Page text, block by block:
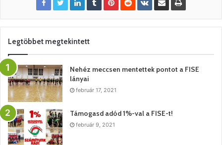
Legtöbbet megtekintett
Nehéz meccsen mentettek pontot a FISE
lányai
február 17, 2021
Támogasd adód 1%-val a FISE-t!
február 9, 2021